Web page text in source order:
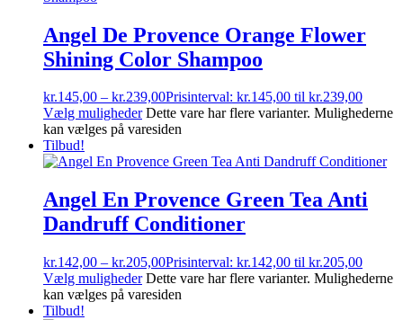
Angel De Provence Orange Flower
Shining Color Shampoo
kr.145,00 – kr.239,00Prisinterval: kr.145,00 til kr.239,00
Vælg muligheder Dette vare har flere varianter. Mulighederne
kan vælges på varesiden
Tilbud!
Angel En Provence Green Tea Anti
Dandruff Conditioner
kr.142,00 – kr.205,00Prisinterval: kr.142,00 til kr.205,00
Vælg muligheder Dette vare har flere varianter. Mulighederne
kan vælges på varesiden
Tilbud!